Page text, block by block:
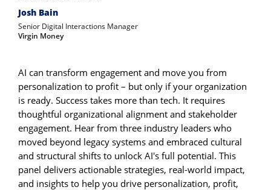
Josh Bain
Senior Digital Interactions Manager
Virgin Money
AI can transform engagement and move you from
personalization to profit – but only if your organization
is ready. Success takes more than tech. It requires
thoughtful organizational alignment and stakeholder
engagement. Hear from three industry leaders who
moved beyond legacy systems and embraced cultural
and structural shifts to unlock AI's full potential. This
panel delivers actionable strategies, real-world impact,
and insights to help you drive personalization, profit,